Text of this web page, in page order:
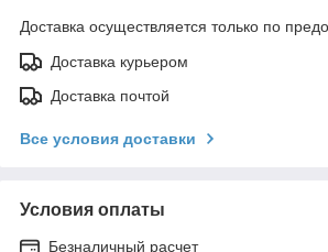
Доставка осуществляется только по
Доставка курьером
Доставка почтой
Все условия доставки
Условия оплаты
Безналичный расчет